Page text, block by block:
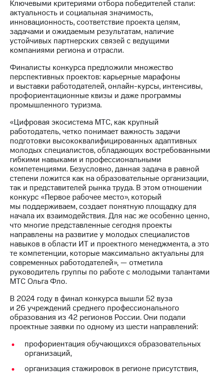
Описание
Программа
приобретения
Порядок
выкупа
акций
Дивиденды
Рынок
облигаций
Описание
Еврооблигации-2023
Уведомление
о
погашении
именных
облигаций
Другое
Регистратор
Реквизиты
Контакты
развитие
деловая этика
На главную
Ключевыми критериями отбора победителей стали:
актуальность и социальная значимость,
инновационность, соответствие проекта целям,
задачами и ожидаемым результатам, наличие
устойчивых партнерских связей с ведущими
компаниями региона и отрасли.
Финалисты конкурса предложили множество
перспективных проектов: карьерные марафоны
и выставки работодателей, онлайн-курсы, интенсивы,
профориентационные квизы и даже программы
промышленного туризма.
«Цифровая экосистема МТС, как крупный
работодатель, четко понимает важность задачи
подготовки высококвалифицированных адаптивных
молодых специалистов, обладающих востребованными
гибкими навыками и профессиональными
компетенциями. Безусловно, данная задача в равной
степени ложится как на образовательные организации,
так и представителей рынка труда. В этом отношении
конкурс «Первое рабочее место», который
мы поддерживаем, создает понятную площадку для
начала их взаимодействия. Для нас же особенно ценно,
что многие представленные сегодня проекты
направлены на развитие у молодых специалистов
навыков в области ИТ и проектного менеджмента, а это
те компетенции, которые максимально актуальны для
современных работодателей», — отметила
руководитель группы по работе с молодыми талантами
МТС Ольга Фло.
В 2024 году в финал конкурса вышли 52 вуза
и 26 учреждений среднего профессионального
образования из 42 регионов России. Они подали
проектные заявки по одному из шести направлений:
профориентация обучающихся образовательных
организаций,
организация стажировок в регионе присутствия,